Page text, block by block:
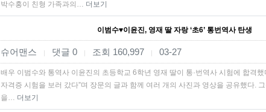
박수홍이 친형 가족과의… 더보기
이범수♥이윤진, 영재 딸 자랑 ‘초6’ 통번역사 탄생
슈어맨스 | 댓글 0 | 조회 160,997 | 03-27
배우 이범수와 통역사 이윤진의 초등학교 6학년 영재 딸이 통·번역사 시험에 합격
자격증 시험을 보러 갔다”며 장문의 글과 함께 여러 개의 사진과 영상을 공유했다.
을… 더보기